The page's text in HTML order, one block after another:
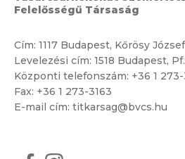
Felelősségű Társaság
Cím: 1117 Budapest, Kőrösy
Levelezési cím: 1518 Budapest, Pf.
Központi telefonszám: +36 1
Fax: +36 1 273-3163
E-mail cím: titkarsag@bvcs.hu